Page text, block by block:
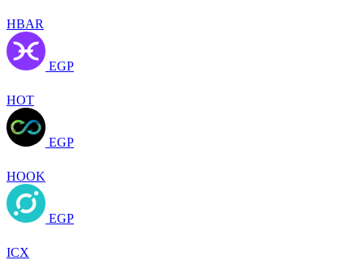
HBAR
EGP
HOT
EGP
HOOK
EGP
ICX